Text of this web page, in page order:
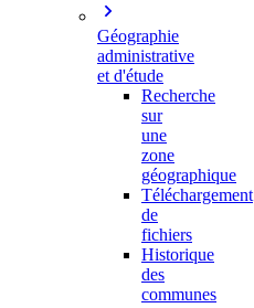
Géographie
administrative
et d'étude
Recherche
sur
une
zone
géographique
Téléchargement
de
fichiers
Historique
des
communes